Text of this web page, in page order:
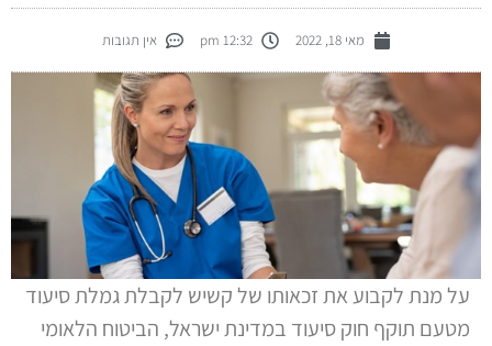
מאי 18, 2022 12:32 pm אין תגובות
על מנת לקבוע את זכאותו של קשיש לקבלת גמלת סיעוד
מטעם תוקף חוק סיעוד במדינת ישראל, הביטוח הלאומי